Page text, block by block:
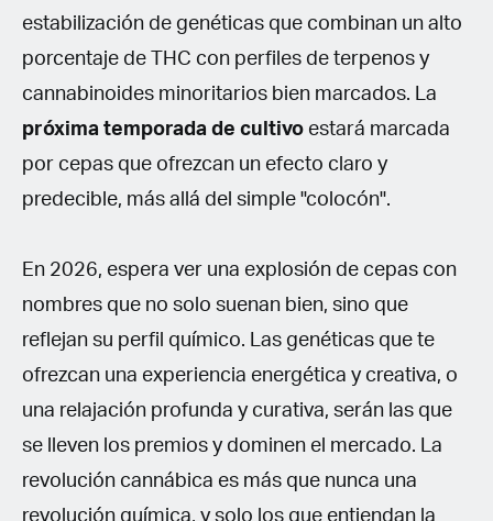
estabilización de genéticas que combinan un alto
porcentaje de THC con perfiles de terpenos y
cannabinoides minoritarios bien marcados. La
próxima temporada de cultivo estará marcada
por cepas que ofrezcan un efecto claro y
predecible, más allá del simple "colocón".
En 2026, espera ver una explosión de cepas con
nombres que no solo suenan bien, sino que
reflejan su perfil químico. Las genéticas que te
ofrezcan una experiencia energética y creativa, o
una relajación profunda y curativa, serán las que
se lleven los premios y dominen el mercado. La
revolución cannábica es más que nunca una
revolución química, y solo los que entiendan la